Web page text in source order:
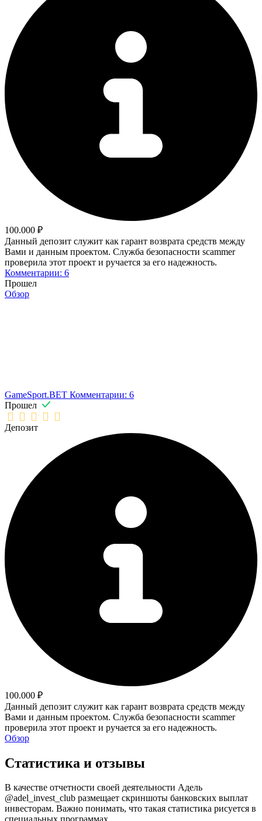
100.000 ₽
Данный депозит служит как гарант возврата средств между
Вами и данным проектом. Служба безопасности scammer
проверила этот проект и ручается за его надежность.
Комментарии: 6
Прошел
Обзор
GameSport.BET Комментарии: 6
Прошел
Депозит
100.000 ₽
Данный депозит служит как гарант возврата средств между
Вами и данным проектом. Служба безопасности scammer
проверила этот проект и ручается за его надежность.
Обзор
Статистика и отзывы
В качестве отчетности своей деятельности Адель
@adel_invest_club размещает скриншоты банковских выплат
инвесторам. Важно понимать, что такая статистика рисуется в